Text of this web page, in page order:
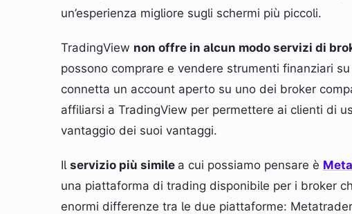
un’esperienza migliore sugli schermi più piccoli.
TradingView non offre in alcun modo servizi di
possono comprare e vendere strumenti finanziari
connetta un account aperto su uno dei broker
affiliarsi a TradingView per permettere ai clienti di
vantaggio dei suoi vantaggi.
Il servizio più simile a cui possiamo pensare è
una piattaforma di trading disponibile per i broker
enormi differenze tra le due piattaforme: